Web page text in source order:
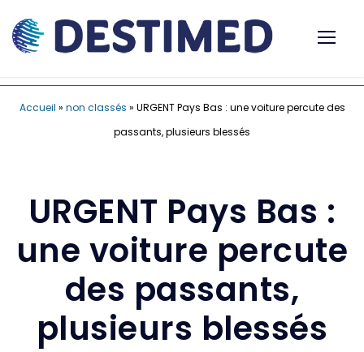
Accueil » non classés » URGENT Pays Bas : une voiture percute des
passants, plusieurs blessés
URGENT Pays Bas :
une voiture percute
des passants,
plusieurs blessés